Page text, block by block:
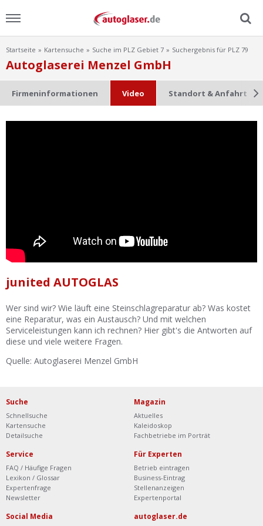
Menu
Home
Lexikon
Werkstatt Login
Startseite Kartensuche Suche im PLZ Gebiet 7 Suchergebnis für PLZ 79
Autoglaserei Menzel GmbH
Firmeninformationen Video Standort & Anfahrt
junited AUTOGLAS
Wer sind wir? Wie läuft eine Steinschlagreparatur ab? Was kostet
eine Reparatur, was ein Austausch? Und mit welchen
Serviceleistungen kann ich rechnen? Hier gibt's die Antworten auf
diese und viele weitere Fragen.
Quelle: Autoglaserei Menzel GmbH
Suche
Schnellsuche
Kartensuche
Detailsuche
Magazin
Aktuelles
Kaleidoskop
Fachbetriebe im Porträt
Service
FAQ / Häufige Fragen
Lexikon / Glossar
Expertenfrage
Newsletter
Für Experten
Betrieb eintragen
Business-Eintrag
Stellenanzeigen
Expertenportal
Social Media autoglaser.de